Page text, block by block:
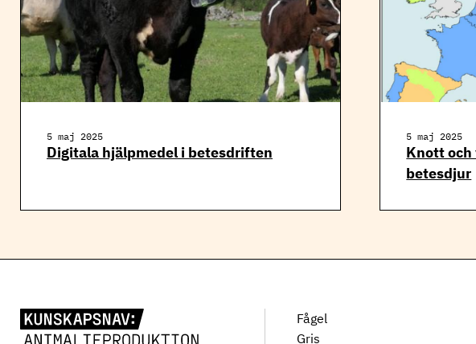
5 maj 2025
Digitala hjälpmedel i betesdriften
5 maj 2025
Knott
betesdjur
Fågel
Gris